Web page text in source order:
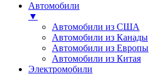
Автомобили
▼
Автомобили из США
Автомобили из Канады
Автомобили из Европы
Автомобили из Китая
Электромобили